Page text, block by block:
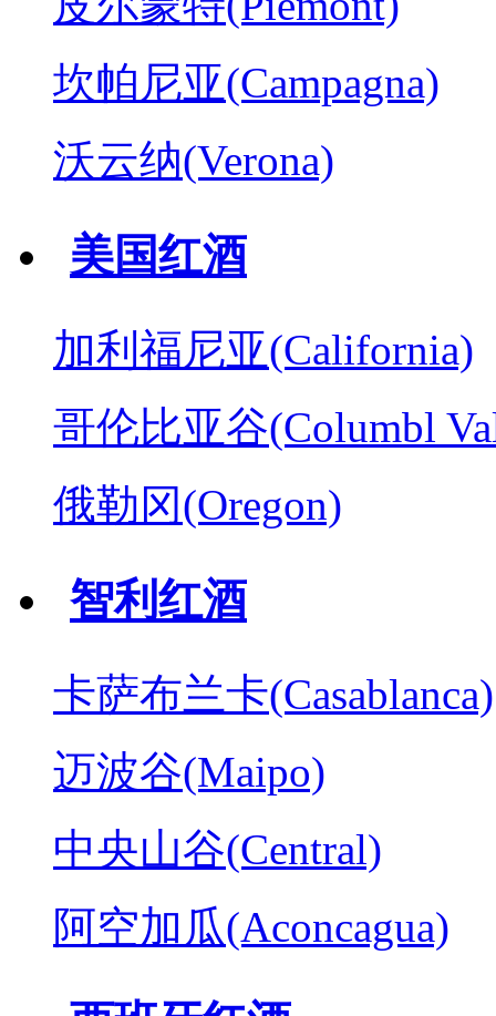
坎帕尼亚(Campagna)
沃云纳(Verona)
美国红酒
加利福尼亚(California)
哥伦比亚谷(Columbl
俄勒冈(Oregon)
智利红酒
卡萨布兰卡(Casablanca)
迈波谷(Maipo)
中央山谷(Central)
阿空加瓜(Aconcagua)